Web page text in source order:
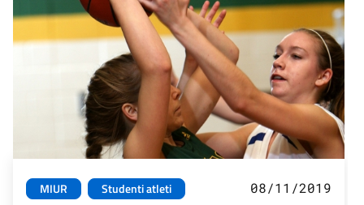
MIUR Studenti atleti 08/11/2019